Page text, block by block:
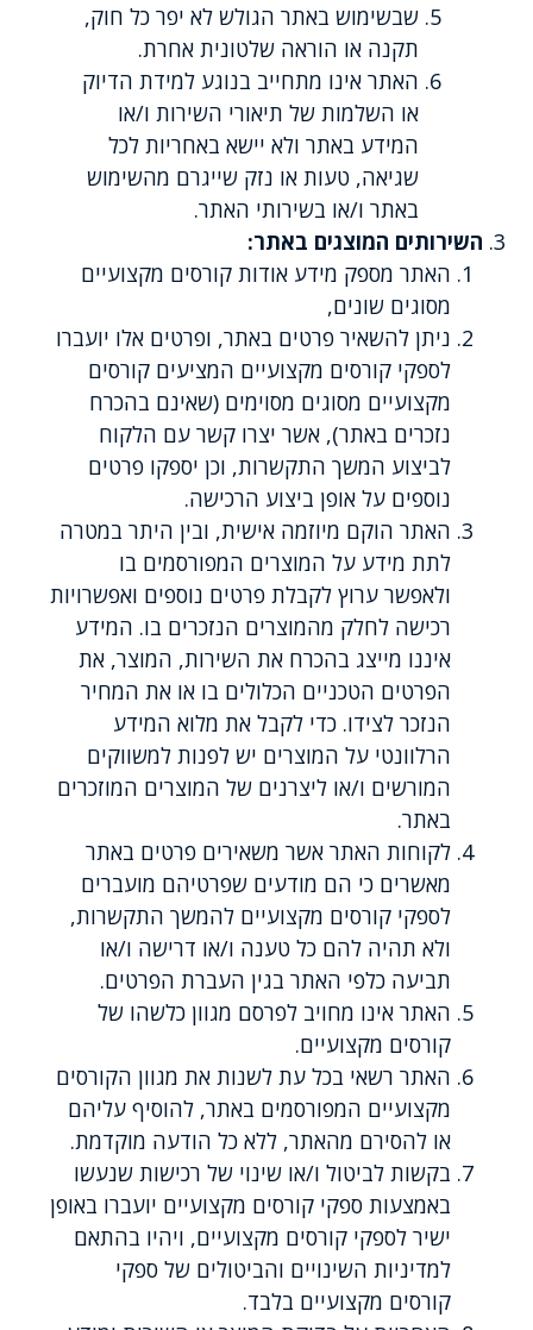
שבשימוש באתר הגולש לא יפר כל חוק,
תקנה או הוראה שלטונית אחרת.
האתר אינו מתחייב בנוגע למידת הדיוק
או השלמות של תיאורי השירות ו/או
המידע באתר ולא יישא באחריות לכל
שגיאה, טעות או נזק שייגרם מהשימוש
באתר ו/או בשירותי האתר.
השירותים המוצגים באתר:
האתר מספק מידע אודות קורסים מקצועיים
מסוגים שונים,
ניתן להשאיר פרטים באתר, ופרטים אלו יועברו
לספקי קורסים מקצועיים המציעים קורסים
מקצועיים מסוגים מסוימים (שאינם בהכרח
נזכרים באתר), אשר יצרו קשר עם הלקוח
לביצוע המשך התקשרות, וכן יספקו פרטים
נוספים על אופן ביצוע הרכישה.
האתר הוקם מיוזמה אישית, ובין היתר במטרה
לתת מידע על המוצרים המפורסמים בו
ולאפשר ערוץ לקבלת פרטים נוספים ואפשרויות
רכישה לחלק מהמוצרים הנזכרים בו. המידע
איננו מייצג בהכרח את השירות, המוצר, את
הפרטים הטכניים הכלולים בו או את המחיר
הנזכר לצידו. כדי לקבל את מלוא המידע
הרלוונטי על המוצרים יש לפנות למשווקים
המורשים ו/או ליצרנים של המוצרים המוזכרים
באתר.
לקוחות האתר אשר משאירים פרטים באתר
מאשרים כי הם מודעים שפרטיהם מועברים
לספקי קורסים מקצועיים להמשך התקשרות,
ולא תהיה להם כל טענה ו/או דרישה ו/או
תביעה כלפי האתר בגין העברת הפרטים.
האתר אינו מחויב לפרסם מגוון כלשהו של
קורסים מקצועיים.
האתר רשאי בכל עת לשנות את מגוון הקורסים
מקצועיים המפורסמים באתר, להוסיף עליהם
או להסירם מהאתר, ללא כל הודעה מוקדמת.
בקשות לביטול ו/או שינוי של רכישות שנעשו
באמצעות ספקי קורסים מקצועיים יועברו באופן
ישיר לספקי קורסים מקצועיים, ויהיו בהתאם
למדיניות השינויים והביטולים של ספקי
קורסים מקצועיים בלבד.